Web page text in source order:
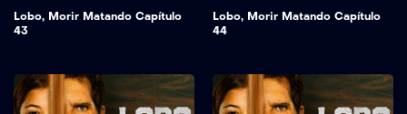
Lobo, Morir Matando Capítulo
43
Lobo, Morir Matando Capítulo
44